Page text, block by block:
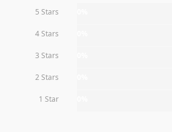
5 Stars
4 Stars
3 Stars
2 Stars
1 Star